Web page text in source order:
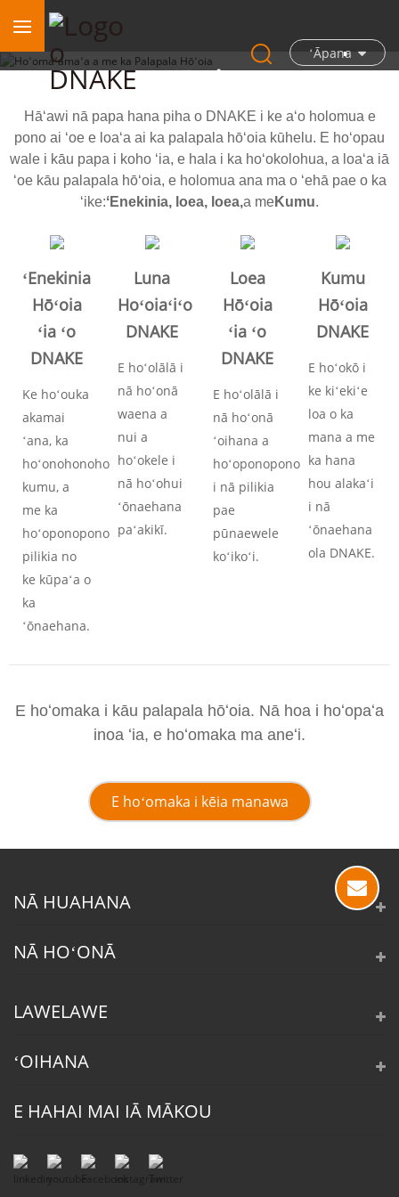
ʻĀpana
Hoʻomaʻamaʻa a me ka Palapala
Hōʻoia
Hāʻawi nā papa hana piha o DNAKE i ke aʻo holomua e
pono ai ʻoe e loaʻa ai ka palapala hōʻoia kūhelu. E hoʻopau
wale i kāu papa i koho ʻia, e hala i ka hoʻokolohua, a loaʻa iā
ʻoe kāu palapala hōʻoia, e holomua ana ma o ʻehā pae o ka
ʻike:ʻEnekinia, loea, loea,a meKumu.
ʻEnekinia
Hōʻoia
ʻia ʻo
DNAKE
Ke hoʻouka
akamai
ʻana, ka
hoʻonohonoho
kumu, a
me ka
hoʻoponopono
pilikia no
ke kūpaʻa o
ka
ʻōnaehana.
Luna
Hoʻoiaʻiʻo
DNAKE
E hoʻolālā i
nā hoʻonā
waena a
nui a
hoʻokele i
nā hoʻohui
ʻōnaehana
paʻakikī.
Loea
Hōʻoia
ʻia ʻo
DNAKE
E hoʻolālā i
nā hoʻonā
ʻoihana a
hoʻoponopono
i nā pilikia
pae
pūnaewele
koʻikoʻi.
Kumu
Hōʻoia
DNAKE
E hoʻokō i
ke kiʻekiʻe
loa o ka
mana a me
ka hana
hou alakaʻi
i nā
ʻōnaehana
ola DNAKE.
E hoʻomaka i kāu palapala hōʻoia. Nā hoa i hoʻopaʻa
inoa ʻia, e hoʻomaka ma aneʻi.
E hoʻomaka i kēia manawa
NĀ HUAHANA
NĀ HOʻONĀ
LAWELAWE
ʻOIHANA
E HAHAI MAI IĀ MĀKOU